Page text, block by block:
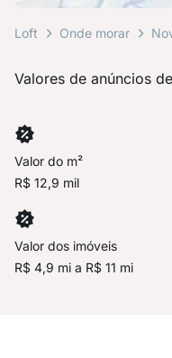
Loft Onde morar
Valores de anúncios
Valor do m²
R$ 12,9 mil
Valor dos imóveis
R$ 4,9 mi a R$ 11 mi